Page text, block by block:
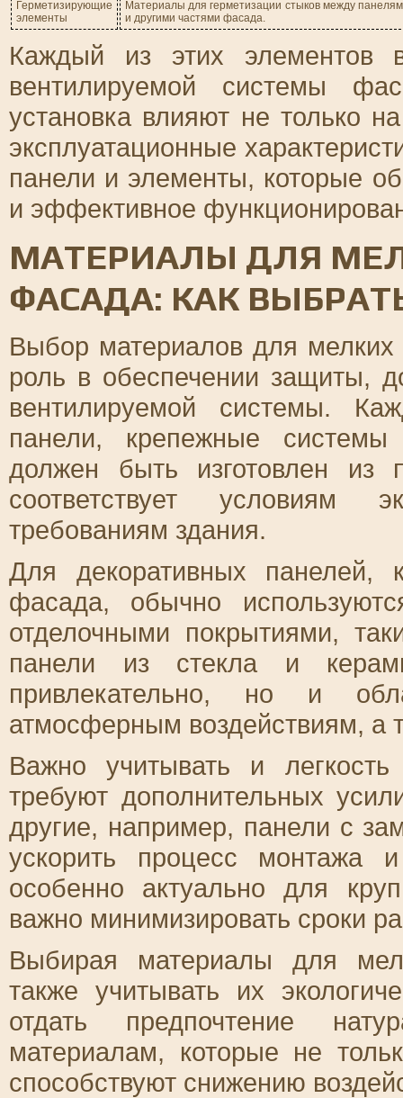
Герметизирующие
элементы
Материалы для герметизации стыков между
и другими частями фасада.
Каждый из этих элементов
вентилируемой системы
установка влияют не только
эксплуатационные
панели и элементы, которые
и эффективное
МАТЕРИАЛЫ ДЛЯ
ФАСАДА: КАК
Выбор материалов для
роль в обеспечении защиты,
вентилируемой системы.
панели, крепежные
должен быть изготовлен из
соответствует условиям
требованиям здания.
Для декоративных панелей,
фасада, обычно
отделочными покрытиями,
панели из стекла и
привлекательно, но и
атмосферным воздействиям, а
Важно учитывать и
требуют дополнительных
другие, например, панели с
ускорить процесс монтажа
особенно актуально для
важно минимизировать сроки
Выбирая материалы для
также учитывать их
отдать предпочтение
материалам, которые не
способствуют снижению